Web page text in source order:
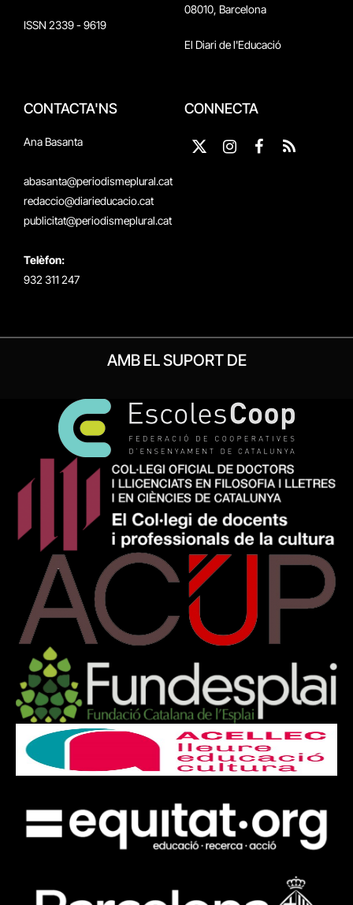
ISSN 2339 - 9619
08010, Barcelona
El Diari de l'Educació
CONTACTA'NS
Ana Basanta
abasanta@periodismeplural.cat
redaccio@diarieducacio.cat
publicitat@periodismeplural.cat
Telèfon:
932 311 247
CONNECTA
X
Instagram
Facebook
RSS
AMB EL SUPORT DE